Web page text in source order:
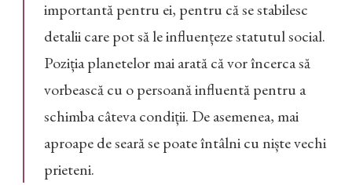
importantă pentru ei, pentru că se stabilesc
detalii care pot să le influențeze statutul social.
Poziția planetelor mai arată că vor încerca să
vorbească cu o persoană influentă pentru a
schimba câteva condiții. De asemenea, mai
aproape de seară se poate întâlni cu niște vechi
prieteni.